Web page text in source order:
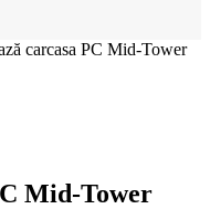
carcasa PC Mid-Tower
Mid-Tower